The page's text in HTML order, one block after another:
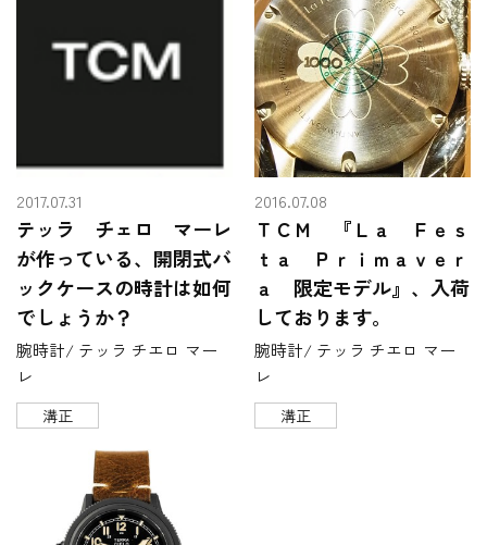
2017.07.31
テッラ チェロ マーレ
が作っている、開閉式バ
ックケースの時計は如何
でしょうか？
腕時計/ テッラ チエロ マー
レ
溝正
2016.07.08
ＴＣＭ 『Ｌａ Ｆｅｓ
ｔａ Ｐｒｉｍａｖｅｒ
ａ 限定モデル』、入荷
しております。
腕時計/ テッラ チエロ マー
レ
溝正